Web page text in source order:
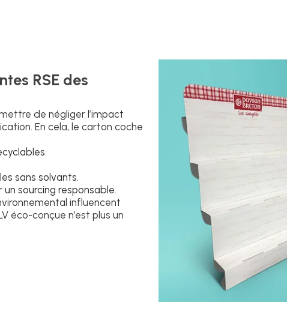
RSE des
de négliger l’impact
En cela, le carton coche
sans solvants.
un sourcing responsable.
influencent
éco-conçue n’est plus un